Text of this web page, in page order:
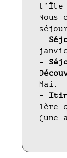
l’Île
Nous
–
–
Mai.
–
1ère
(une